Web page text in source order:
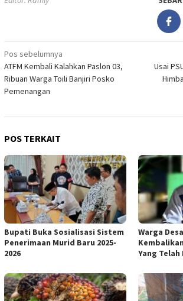
Navigasi
pos
Pos sebelumnya
ATFM Kembali Kalahkan Paslon 03,
Ribuan Warga Toili Banjiri Posko
Pemenangan
Usai
POS TERKAIT
Bupati Buka Sosialisasi Sistem
Penerimaan Murid Baru 2025-
2026
Warga
Yang